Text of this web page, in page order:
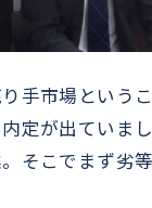
手市場という
定が出ていま
そこでまず劣